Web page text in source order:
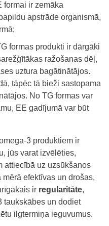
formai ir zemāka
apstrāde organismā,
formas produkti ir dārgāki
ražošanas dēļ,
uztura bagātinātājos.
tāpēc tā bieži sastopama
No TG formas var
EE gadījumā var būt
3 produktiem ir
jūs varat izvēlēties,
attiecībā uz uzsūkšanos
efektīvas un drošas,
ir regularitāte,
taukskābes un dodiet
ilgtermiņa ieguvumus.